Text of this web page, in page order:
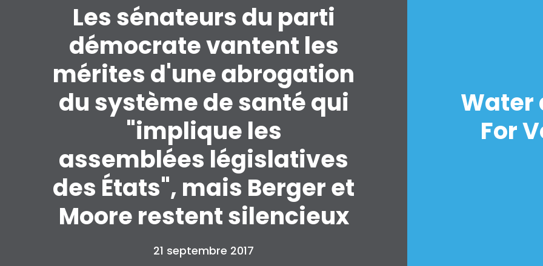
Les sénateurs du parti
démocrate vantent les
mérites d'une abrogation
du système de santé qui
"implique les
assemblées législatives
des États", mais Berger et
Moore restent silencieux
21 septembre 2017
Water
For